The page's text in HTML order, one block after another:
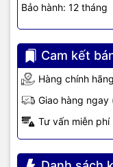
Bảo hành: 12 tháng
Cam kết
Hàng chính
Giao hàng ngay
Tư vấn miễn phí
Không chỉ nằm ở cấu
Mọi nhu cầu nâng cấp
tư vấn tận tâm nhất.
Nhìn chung đây là cấu
nghiệp muốn sở hữu
Tính năng đi kèm được
Bạn có thể dễ dàng
căn nhà với đầy đủ các
cùng Bluetooth cung
chóng trong thời đại